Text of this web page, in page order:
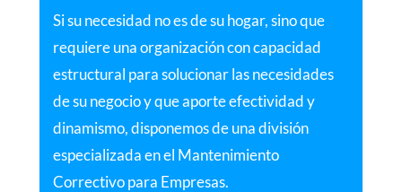
Si su necesidad no es de su hogar, sino que
requiere una organización con capacidad
estructural para solucionar las necesidades
de su negocio y que aporte efectividad y
dinamismo, disponemos de una división
especializada en el Mantenimiento
Correctivo para Empresas.